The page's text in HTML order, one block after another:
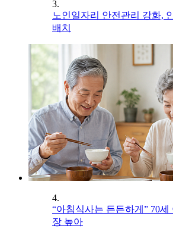
3.
노인일자리 안전관리 강화,
배치
4.
“아침식사는 든든하게” 70
장 높아